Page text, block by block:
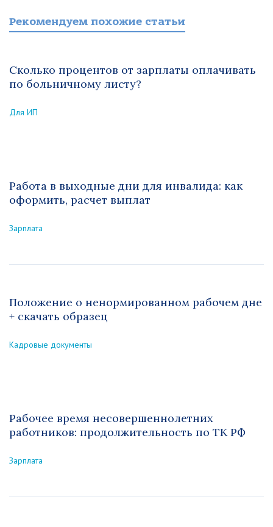
Рекомендуем похожие статьи
Сколько процентов от зарплаты оплачивать
по больничному листу?
Для ИП
Работа в выходные дни для инвалида: как
оформить, расчет выплат
Зарплата
Положение о ненормированном рабочем дне
+ скачать образец
Кадровые документы
Рабочее время несовершеннолетних
работников: продолжительность по ТК РФ
Зарплата